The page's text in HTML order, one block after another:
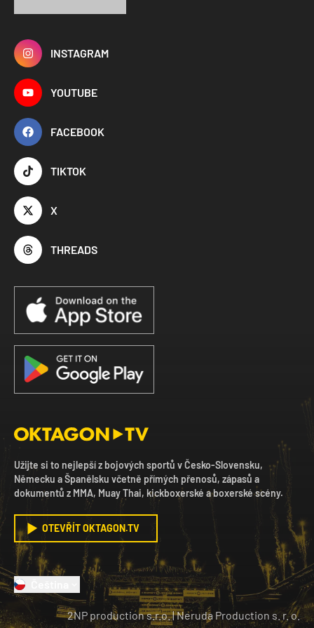
INSTAGRAM
YOUTUBE
FACEBOOK
TIKTOK
X
THREADS
Užijte si to nejlepší z bojových sportů v Česko-Slovensku,
Německu a Španělsku včetně přímých přenosů, zápasů a
dokumentů z MMA, Muay Thai, kickboxerské a boxerské scény.
OTEVŘÍT OKTAGON.TV
2NP production s.r.o.|Neruda Production s. r. o.